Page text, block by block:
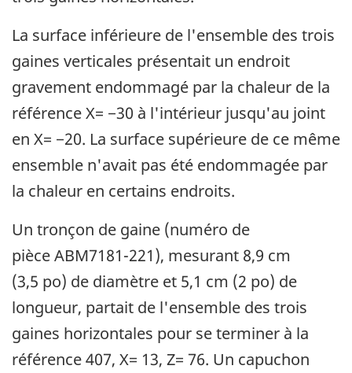
La surface inférieure de l'ensemble des trois
gaines verticales présentait un endroit
gravement endommagé par la chaleur de la
référence X= −30 à l'intérieur jusqu'au joint
en X= −20. La surface supérieure de ce même
ensemble n'avait pas été endommagée par
la chaleur en certains endroits.
Un tronçon de gaine (numéro de
pièce ABM7181-221), mesurant 8,9 cm
(3,5 po) de diamètre et 5,1 cm (2 po) de
longueur, partait de l'ensemble des trois
gaines horizontales pour se terminer à la
référence 407, X= 13, Z= 76. Un capuchon